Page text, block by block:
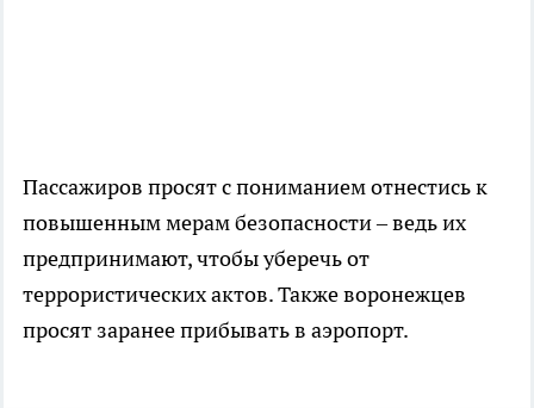
Пассажиров просят с пониманием отнестись к
повышенным мерам безопасности – ведь их
предпринимают, чтобы уберечь от
террористических актов. Также воронежцев
просят заранее прибывать в аэропорт.